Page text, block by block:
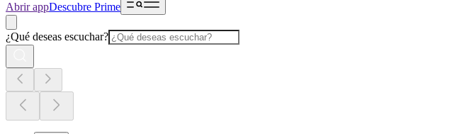
Abrir appDescubre Prime
¿Qué deseas escuchar?